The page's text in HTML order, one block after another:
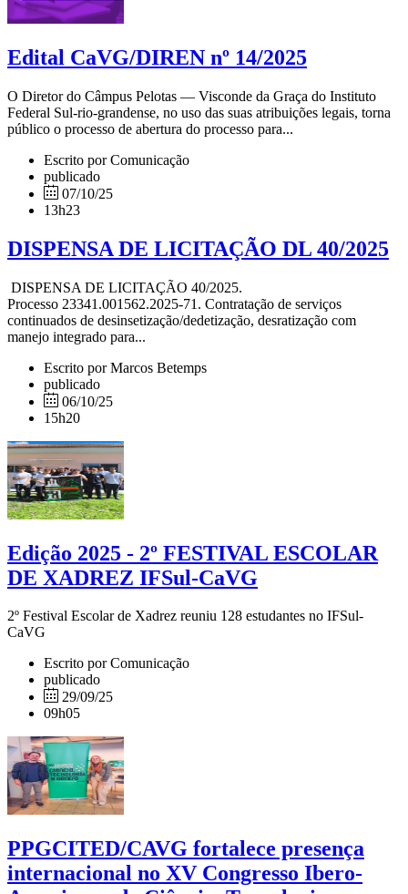
Edital CaVG/DIREN nº 14/2025
O Diretor do Câmpus Pelotas — Visconde da Graça do Instituto
Federal Sul-rio-grandense, no uso das suas atribuições legais, torna
público o processo de abertura do processo para...
Escrito por Comunicação
publicado
07/10/25
13h23
DISPENSA DE LICITAÇÃO DL 40/2025
DISPENSA DE LICITAÇÃO 40/2025.
Processo 23341.001562.2025-71. Contratação de serviços
continuados de desinsetização/dedetização, desratização com
manejo integrado para...
Escrito por Marcos Betemps
publicado
06/10/25
15h20
Edição 2025 - 2º FESTIVAL ESCOLAR
DE XADREZ IFSul-CaVG
2º Festival Escolar de Xadrez reuniu 128 estudantes no IFSul-
CaVG
Escrito por Comunicação
publicado
29/09/25
09h05
PPGCITED/CAVG fortalece presença
internacional no XV Congresso Ibero-